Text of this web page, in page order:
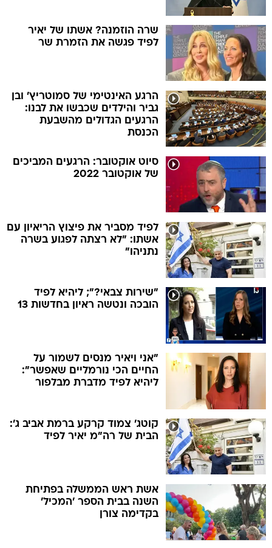
שרה הוזמנה? אשתו של יאיר
לפיד פגשה את הזמרת שר
הרגע האינטימי של סמוטריץ' ובן
גביר והילדים שכבשו את לבנו:
הרגעים הגדולים מהשבעת
הכנסת
סיוט אוקטובר: הרגעים המביכים
של אוקטובר 2022
לפיד מסביר את פיצוץ הריאיון עם
אשתו: "לא רצתה לפגוע בשרה
נתניהו"
"שירות צבאי?"; ליהיא לפיד
הובכה ונטשה ראיון בחדשות 13
"אני ויאיר מנסים לשמור על
החיים הכי נורמליים שאפשר":
ליהיא לפיד מדברת מבלפור
קוטג' צמוד קרקע ברמת אביב ג':
הבית של רה"מ יאיר לפיד
אשת ראש הממשלה בפתיחת
השנה בבית הספר 'המכיל'
בקדימה צורן